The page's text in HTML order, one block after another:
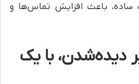
ساده، باعث افزایش تماس‌ها و
دیده‌شدن، با یک